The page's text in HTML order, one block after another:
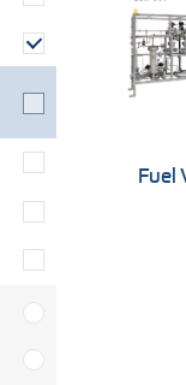
Fuel